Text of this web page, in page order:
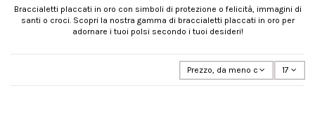
Braccialetti placcati in oro con simboli di protezione o felicità, immagini di
santi o croci. Scopri la nostra gamma di braccialetti placcati in oro per
adornare i tuoi polsi secondo i tuoi desideri!
Prezzo, da meno caro a più caro
17